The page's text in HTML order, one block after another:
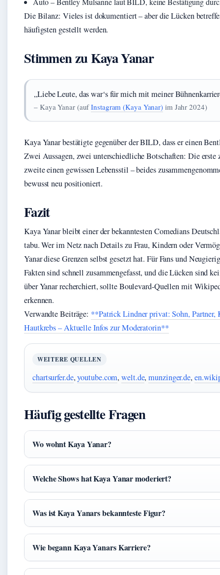
Die Bilanz: Vieles ist dokumentiert – aber die Lücken
häufigsten gestellt werden.
Stimmen zu Kaya Yanar
„Liebe Leute, das war‘s für mich mit meiner
– Kaya Yanar (aufInstagram (Kaya Yanar) im Jahr 2024)
Kaya Yanar bestätigte gegenüber der BILD, dass er einen
Zwei Aussagen, zwei unterschiedliche Botschaften: Die erste
zweite einen gewissen Lebensstil – beides
bewusst neu positioniert.
Fazit
Kaya Yanar bleibt einer der bekanntesten Comedians
tabu. Wer im Netz nach Details zu Frau, Kindern oder
Yanar diese Grenzen selbst gesetzt hat. Für Fans und
Fakten sind schnell zusammengefasst, und die Lücken sind
über Yanar recherchiert, sollte Boulevard-Quellen mit
erkennen.
Verwandte Beiträge: **Patrick Lindner privat: Sohn,
Hautkrebs – Aktuelle Infos zur Moderatorin**
WEITERE QUELLEN
chartsurfer.de,youtube.com,welt.de,munzinger.de,
Häufig gestellte Fragen
Wo wohnt Kaya Yanar?
Welche Shows hat Kaya Yanar moderiert?
Was ist Kaya Yanars bekannteste Figur?
Wie begann Kaya Yanars Karriere?